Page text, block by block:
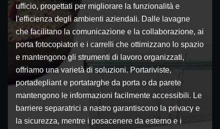
ufficio, progettati per migliorare la funzionalità e
l'efficienza degli ambienti aziendali. Dalle lavagne
che facilitano la comunicazione e la collaborazione, ai
porta fotocopiatori e i carrelli che ottimizzano lo spazio
e mantengono gli strumenti di lavoro organizzati,
offriamo una varietà di soluzioni. Portariviste,
portadepliant e portatarghe da porta o da parete
mantengono le informazioni facilmente accessibili. Le
barriere separatrici a nastro garantiscono la privacy e
la sicurezza, mentre i posacenere da esterno e i